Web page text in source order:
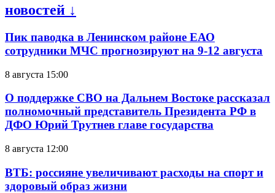
новостей ↓
Пик паводка в Ленинском районе ЕАО
сотрудники МЧС прогнозируют на 9-12 августа
8 августа 15:00
О поддержке СВО на Дальнем Востоке рассказал
полномочный представитель Президента РФ в
ДФО Юрий Трутнев главе государства
8 августа 12:00
ВТБ: россияне увеличивают расходы на спорт и
здоровый образ жизни